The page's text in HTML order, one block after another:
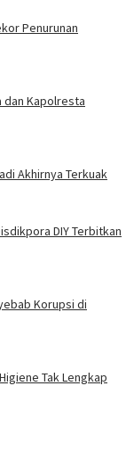
Penurunan
dan Kapolresta
Akhirnya Terkuak
DIY Terbitkan
Korupsi di
Tak Lengkap